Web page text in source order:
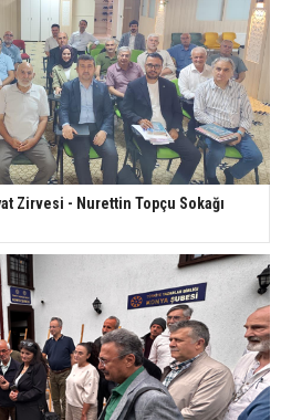
Zirvesi - Nurettin Topçu Sokağı